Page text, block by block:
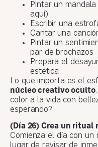
Pintar un
aquí)
Escribir una
Cantar una
Pintar un
par de brochazos
Prepara el
estética
Lo que importa es el
núcleo creativo oculto
color a la vida con
esperando?
(Día 26) Crea un ritual
Comienza el día con